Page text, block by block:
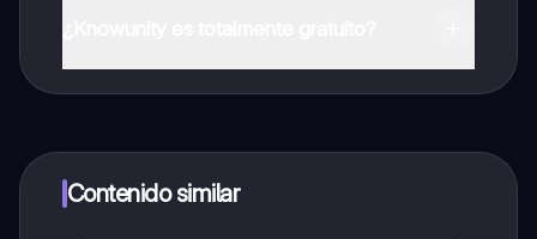
a determinadas funciones.
Contenido similar